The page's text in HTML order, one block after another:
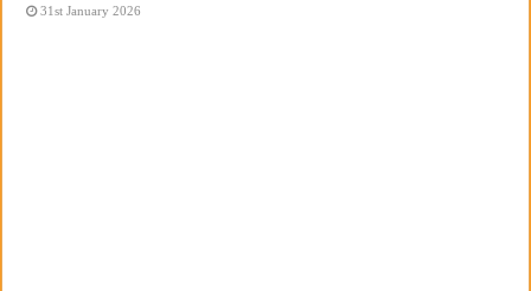
31st January 2026